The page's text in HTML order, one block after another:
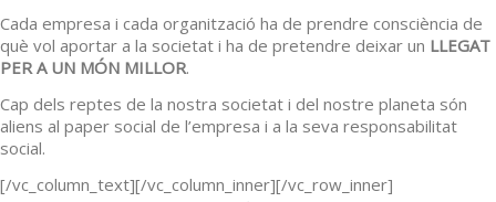
Cada empresa i cada organització ha de prendre consciència de
què vol aportar a la societat i ha de pretendre deixar un LLEGAT
PER A UN MÓN MILLOR.
Cap dels reptes de la nostra societat i del nostre planeta són
aliens al paper social de l’empresa i a la seva responsabilitat
social.
[/vc_column_text][/vc_column_inner][/vc_row_inner]